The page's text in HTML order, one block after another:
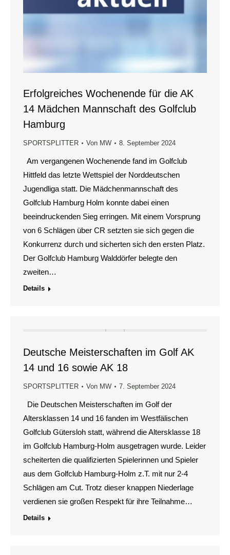
Erfolgreiches Wochenende für die AK
14 Mädchen Mannschaft des Golfclub
Hamburg
SPORTSPLITTER Von MW 8. September 2024
Am vergangenen Wochenende fand im Golfclub
Hittfeld das letzte Wettspiel der Norddeutschen
Jugendliga statt. Die Mädchenmannschaft des
Golfclub Hamburg Holm konnte dabei einen
beeindruckenden Sieg erringen. Mit einem Vorsprung
von 6 Schlägen über CR setzten sie sich gegen die
Konkurrenz durch und sicherten sich den ersten Platz.
Der Golfclub Hamburg Walddörfer belegte den
zweiten…
Details
Deutsche Meisterschaften im Golf AK
14 und 16 sowie AK 18
SPORTSPLITTER Von MW 7. September 2024
Die Deutschen Meisterschaften im Golf der
Altersklassen 14 und 16 fanden im Westfälischen
Golfclub Gütersloh statt, während die Altersklasse 18
im Golfclub Hamburg-Holm ausgetragen wurde. Leider
scheiterten die qualifizierten Spielerinnen und Spieler
aus dem Golfclub Hamburg-Holm z.T. mit nur 2-4
Schlägen am Cut. Trotz dieser knappen Niederlage
verdienen sie großen Respekt für ihre Teilnahme…
Details